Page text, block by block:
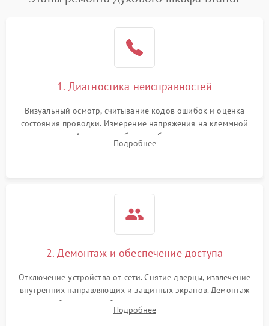
1. Диагностика неисправностей
Визуальный осмотр, считывание кодов ошибок и оценка
состояния проводки. Измерение напряжения на клеммной
колодке. Анализ жалоб на проблемы с нагревом,
конвекцией, панелью управления или блокировкой дверцы.
Подробнее
2. Демонтаж и обеспечение доступа
Отключение устройства от сети. Снятие дверцы, извлечение
внутренних направляющих и защитных экранов. Демонтаж
задней или верхней панели для прямого доступа к
нагревательным элементам, плате и вентиляторам.
Подробнее